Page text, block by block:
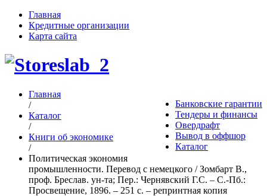
Главная
Кредитные организации
Карта сайта
Банковские гарантии
Тендеры и финансы
Овердрафт
Вывод в оффшор
Каталог
Главная
/
Каталог
/
Книги об экономике
/
Политическая экономия
промышленности. Перевод с немецкого / Зомбарт В.,
проф. Бреслав. ун-та; Пер.: Чернявский Г.С. – С.-Пб.:
Просвещение, 1896. – 251 c. – репринтная копия